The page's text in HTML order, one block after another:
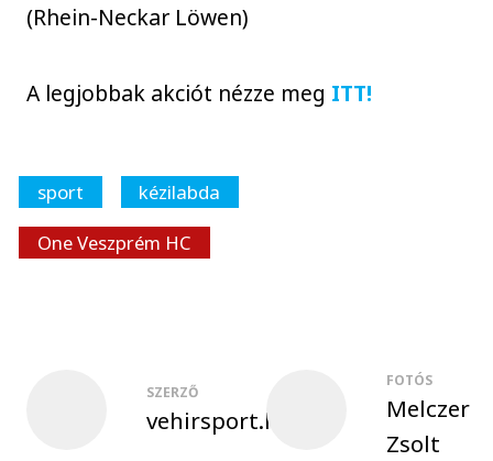
(Rhein-Neckar Löwen)
A legjobbak akciót nézze meg ITT!
sport
kézilabda
One Veszprém HC
SZERZŐ
vehirsport.hu
FOTÓS
Melczer
Zsolt